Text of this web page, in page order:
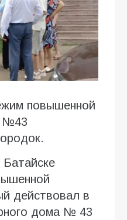
повышенной
№43
Батайске
действовал в
дома № 43